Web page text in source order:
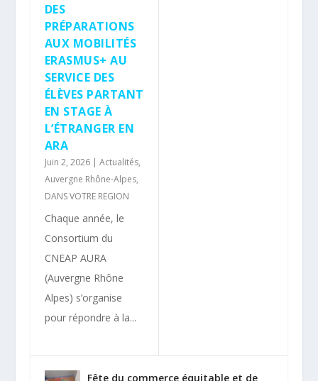
DES
PRÉPARATIONS
AUX MOBILITÉS
ERASMUS+ AU
SERVICE DES
ÉLÈVES PARTANT
EN STAGE À
L’ÉTRANGER EN
ARA
Juin 2, 2026| Actualités,
Auvergne Rhône-Alpes,
DANS VOTRE REGION
Chaque année, le
Consortium du
CNEAP AURA
(Auvergne Rhône
Alpes) s’organise
pour répondre à la...
Fête du commerce équitable et de